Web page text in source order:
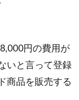
円の費用が
いと言って登録
商品を販売する